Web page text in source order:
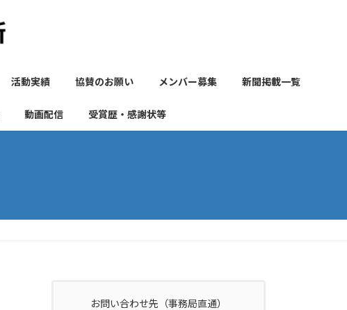
活動実績 協賛のお願い メンバー募集 新聞掲載一覧
動画配信 受賞歴・感謝状等
お問い合わせ先（事務局直通）